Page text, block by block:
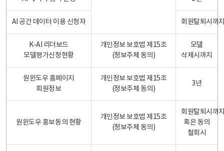
AI 공간 데이터 이용 신청자 회원탈퇴시까
K-AI 리더보드
모델평가신청현황
개인정보 보호법 제15조
(정보주체 동의)
모델
삭제시까지
원윈도우 홈페이지
회원정보
개인정보 보호법 제15조
(정보주체 동의)
3년
원윈도우 홍보동의 현황
개인정보 보호법 제15조
(정보주체 동의)
회원탈퇴시까
혹은 동의
철회시